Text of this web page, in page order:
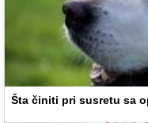
Šta činiti pri susretu sa